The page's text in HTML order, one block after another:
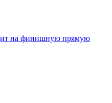
на финишную прямую